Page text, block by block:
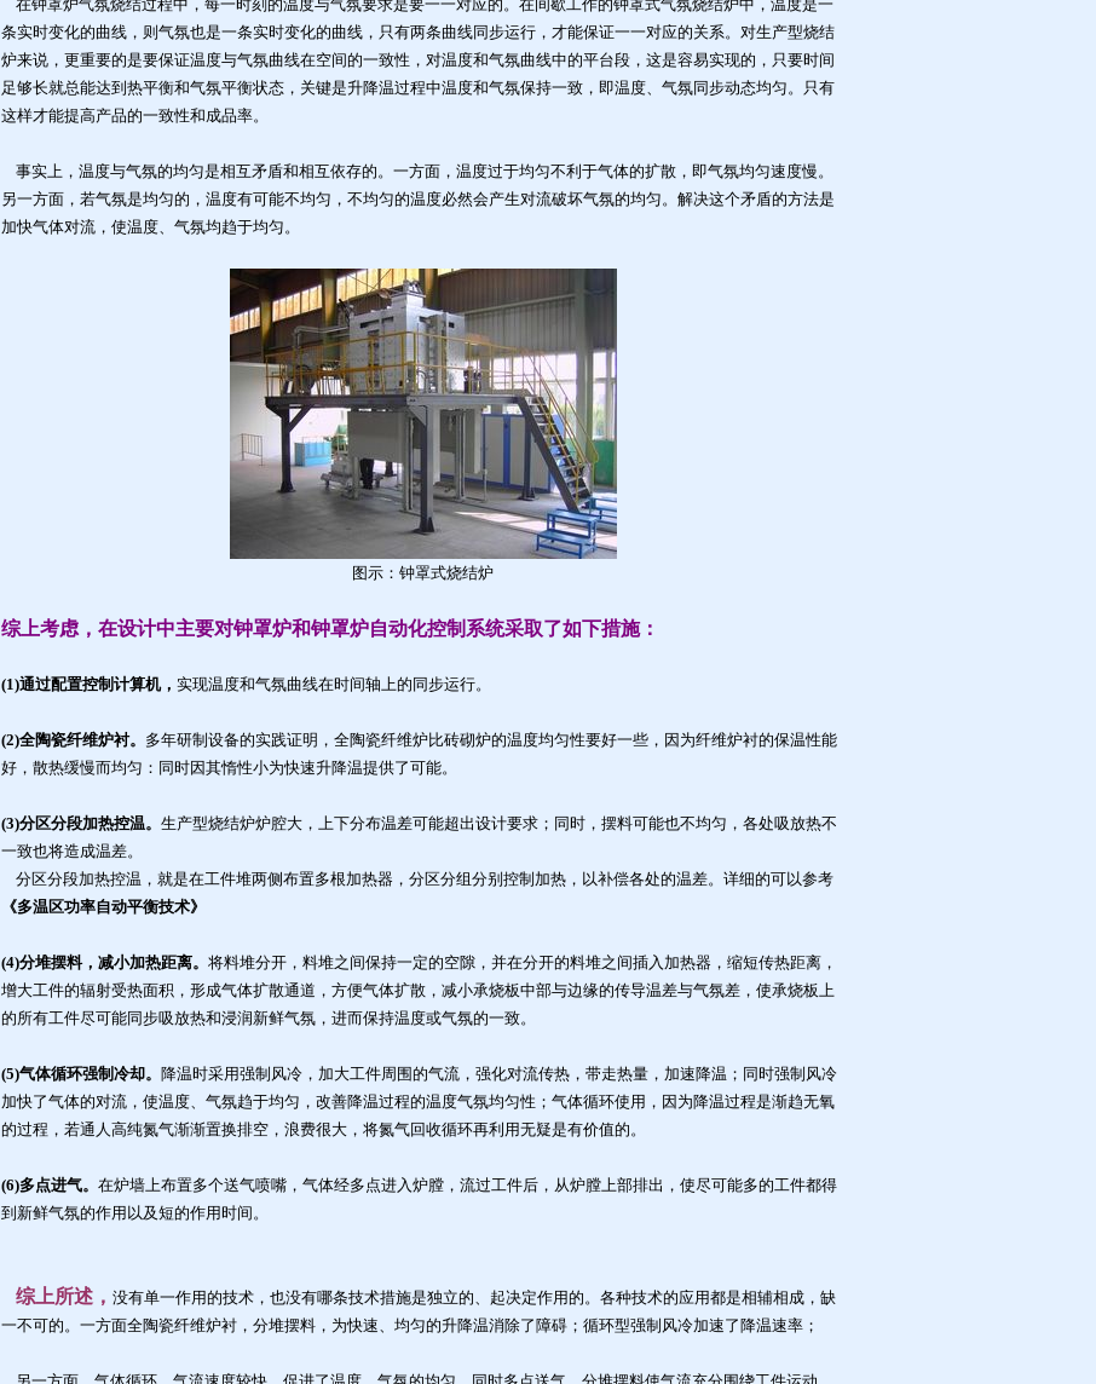
在钟罩炉气氛烧结过程中，每一时刻的温度与气氛要求是要一一对应的。在间歇工作的钟罩式气氛烧结炉中，温度是一
条实时变化的曲线，则气氛也是一条实时变化的曲线，只有两条曲线同步运行，才能保证一一对应的关系。对生产型烧结
炉来说，更重要的是要保证温度与气氛曲线在空间的一致性，对温度和气氛曲线中的平台段，这是容易实现的，只要时间
足够长就总能达到热平衡和气氛平衡状态，关键是升降温过程中温度和气氛保持一致，即温度、气氛同步动态均匀。只有
这样才能提高产品的一致性和成品率。
事实上，温度与气氛的均匀是相互矛盾和相互依存的。一方面，温度过于均匀不利于气体的扩散，即气氛均匀速度慢。
另一方面，若气氛是均匀的，温度有可能不均匀，不均匀的温度必然会产生对流破坏气氛的均匀。解决这个矛盾的方法是
加快气体对流，使温度、气氛均趋于均匀。
图示：钟罩式烧结炉
综上考虑，在设计中主要对钟罩炉和钟罩炉自动化控制系统采取了如下措施：
(1)通过配置控制计算机， 实现温度和气氛曲线在时间轴上的同步运行。
(2)全陶瓷纤维炉衬。 多年研制设备的实践证明，全陶瓷纤维炉比砖砌炉的温度均匀性要好一些，因为纤维炉衬的保温性能
好，散热缓慢而均匀：同时因其惰性小为快速升降温提供了可能。
(3)分区分段加热控温。 生产型烧结炉炉腔大，上下分布温差可能超出设计要求；同时，摆料可能也不均匀，各处吸放热不
一致也将造成温差。
分区分段加热控温，就是在工件堆两侧布置多根加热器，分区分组分别控制加热，以补偿各处的温差。详细的可以参考
《多温区功率自动平衡技术》
(4)分堆摆料，减小加热距离。 将料堆分开，料堆之间保持一定的空隙，并在分开的料堆之间插入加热器，缩短传热距离，
增大工件的辐射受热面积，形成气体扩散通道，方便气体扩散，减小承烧板中部与边缘的传导温差与气氛差，使承烧板上
的所有工件尽可能同步吸放热和浸润新鲜气氛，进而保持温度或气氛的一致。
(5)气体循环强制冷却。 降温时采用强制风冷，加大工件周围的气流，强化对流传热，带走热量，加速降温；同时强制风冷
加快了气体的对流，使温度、气氛趋于均匀，改善降温过程的温度气氛均匀性；气体循环使用，因为降温过程是渐趋无氧
的过程，若通人高纯氮气渐渐置换排空，浪费很大，将氮气回收循环再利用无疑是有价值的。
(6)多点进气。 在炉墙上布置多个送气喷嘴，气体经多点进入炉膛，流过工件后，从炉膛上部排出，使尽可能多的工件都得
到新鲜气氛的作用以及短的作用时间。
综上所述， 没有单一作用的技术，也没有哪条技术措施是独立的、起决定作用的。各种技术的应用都是相辅相成，缺
一不可的。一方面全陶瓷纤维炉衬，分堆摆料，为快速、均匀的升降温消除了障碍；循环型强制风冷加速了降温速率；